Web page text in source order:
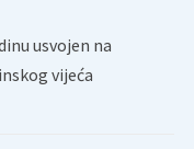
usvojen na
vijeća